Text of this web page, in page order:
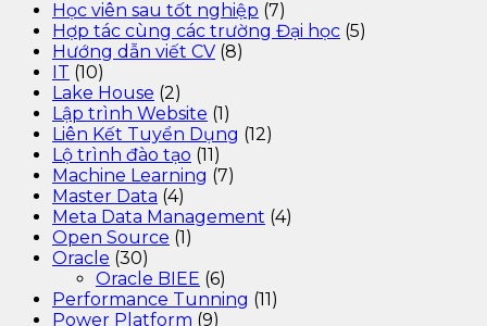
Học viên sau tốt nghiệp (7)
Hợp tác cùng các trường Đại học (5)
Hướng dẫn viết CV (8)
IT (10)
Lake House (2)
Lập trình Website (1)
Liên Kết Tuyển Dụng (12)
Lộ trình đào tạo (11)
Machine Learning (7)
Master Data (4)
Meta Data Management (4)
Open Source (1)
Oracle (30)
Oracle BIEE (6)
Performance Tunning (11)
Power Platform (9)